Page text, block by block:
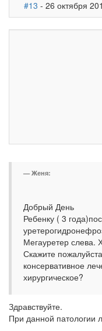
#13 - 26 октября
Женя:
Добрый День
Ребенку ( 3
Мегауретер слева.
Скажите
консервативное
хирургическое?
Здравствуйте.
При данной патологии